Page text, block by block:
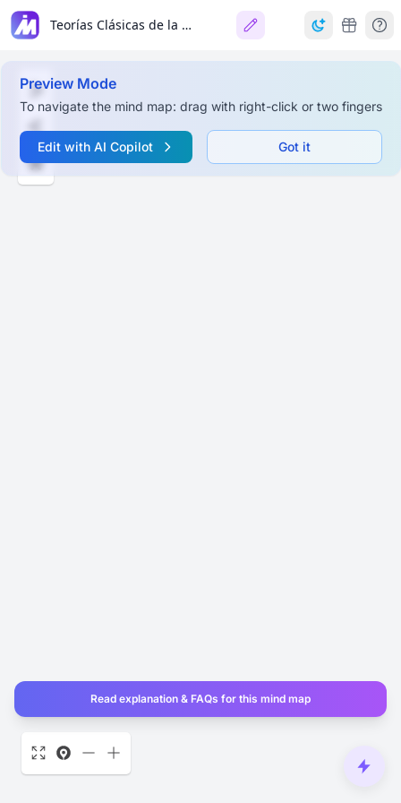
Teorías Clásicas de la Administración: Se tienen diferentes dotrinas como modelos administrativos como: Taylorismo, Fordismo, Fayolimo, Burocracia, Escuela de relaciones humanas, Teoria "Z", Teoria "XY", entre otras.
Preview Mode
To navigate the mind map: drag with right-click or two fingers
Edit with AI Copilot Got it
Read explanation & FAQs for this mind map